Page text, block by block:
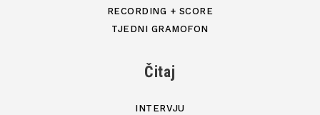
RECORDING + SCORE
TJEDNI GRAMOFON
Čitaj
INTERVJU